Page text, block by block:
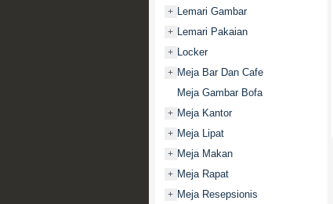
+ Lemari Gambar
+ Lemari Pakaian
+ Locker
+ Meja Bar Dan Cafe
Meja Gambar Bofa
+ Meja Kantor
+ Meja Lipat
+ Meja Makan
+ Meja Rapat
+ Meja Resepsionis